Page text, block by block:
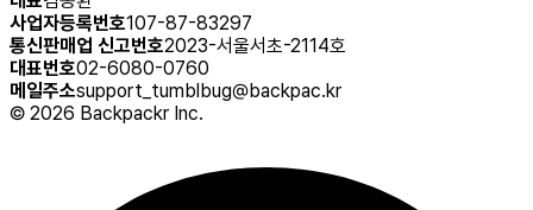
사업자등록번호107-87-83297
통신판매업 신고번호2023-서울서초-2114호
대표번호02-6080-0760
메일주소support_tumblbug@backpac.kr
© 2026 Backpackr Inc.